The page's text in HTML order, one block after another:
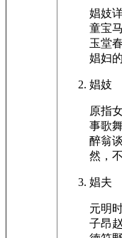
娼妓
童宝
玉堂
娼妇的
娼妓
原指
事歌
醉翁
然，不
娼夫
元明
子昂